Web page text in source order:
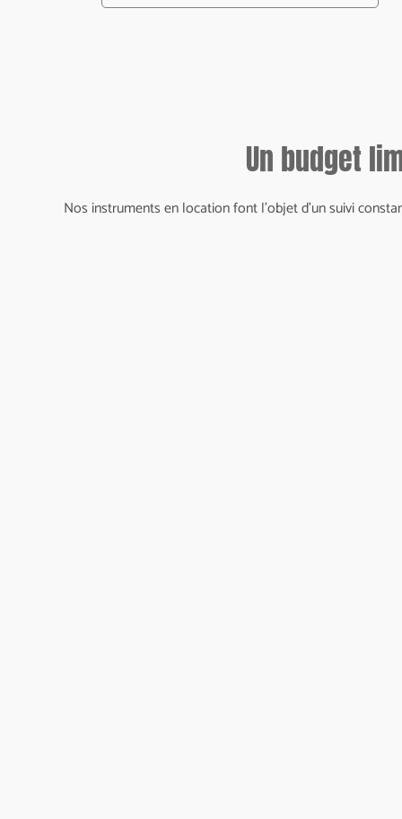
Un budget
Nos instruments en location font l'objet d'un suivi